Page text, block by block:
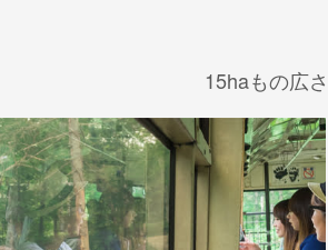
15haもの広